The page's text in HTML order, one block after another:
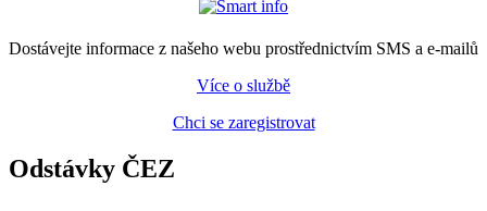
Dostávejte informace z našeho webu prostřednictvím SMS a e-mailů
Více o službě
Chci se zaregistrovat
Odstávky ČEZ